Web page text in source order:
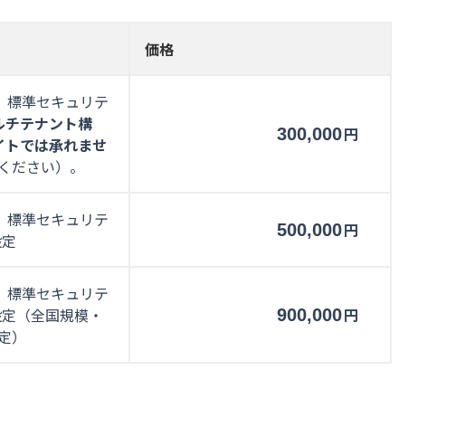
価格
標準セキュリテ
チテナント構
では承れませ
ださい）。
300,000円
標準セキュリテ
500,000円
標準セキュリテ
（全国規模・
900,000円